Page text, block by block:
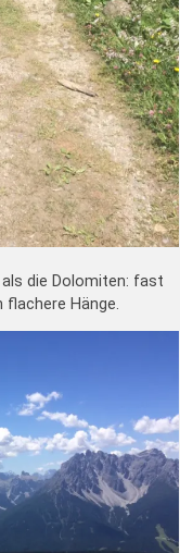
die Dolomiten: fast
Hänge.